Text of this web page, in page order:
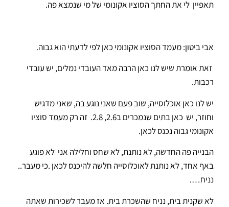
תאפיין לי את החתך הסוציו אקונומי של מי שנמצא פה.
אבי ביטון: מעמד הסוציו אקונומי כאן לפי לדעתי הוא גבוה.
זאת אומרת שיש לנו כאן הרבה מאד העובדי נמלים, יש עובדי
רכבות.
יש לנו כאן אוכלוסייה, שוב פעם שאני נוגע בה, שאני מדגיש
וחוזר, יש כאן בתים שנמכרים ב2.6, 2.8. זה רק מעמד סוציו
אקונומי גבוה נכנס לכאן.
הבנייה פה החדשה, לא נותנת, לא שחס וחלילה אני לא פוגע
באף אחד, לא נותנת לאוכלוסייה חלשה להיכנס לכאן .כי מעבר..
נניח….
לא שקנית בית, נניח שהשכרת בית. אז מעבר לשכירות שאתה